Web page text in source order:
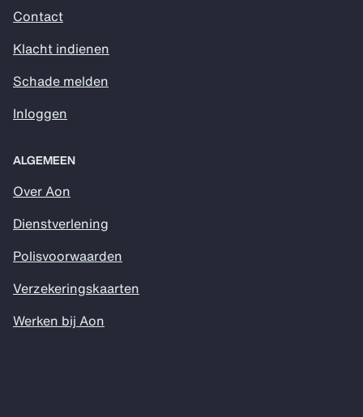
Contact
Klacht indienen
Schade melden
Inloggen
ALGEMEEN
Over Aon
Dienstverlening
Polisvoorwaarden
Verzekeringskaarten
Werken bij Aon